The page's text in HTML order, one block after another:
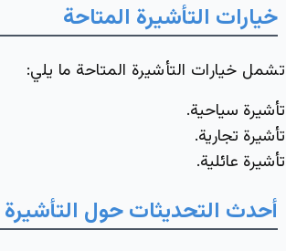
خيارات التأشيرة المتاحة
تشمل خيارات التأشيرة المتاحة ما يلي:
تأشيرة سياحية.
تأشيرة تجارية.
تأشيرة عائلية.
أحدث التحديثات حول